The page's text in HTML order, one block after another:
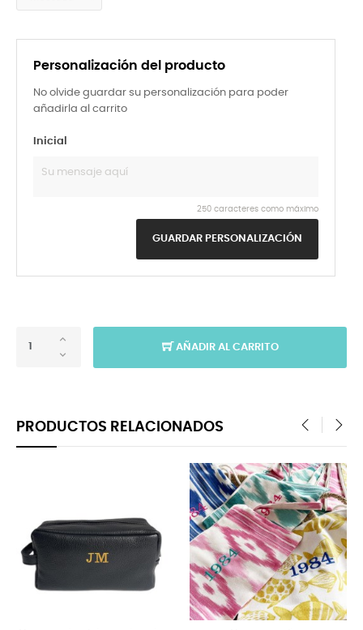
Personalización del producto
No olvide guardar su personalización para poder
añadirla al carrito
Inicial
250 caracteres como máximo
GUARDAR PERSONALIZACIÓN
AÑADIR AL CARRITO
PRODUCTOS RELACIONADOS